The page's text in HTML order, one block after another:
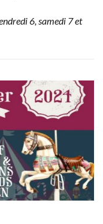
6, samedi 7 et